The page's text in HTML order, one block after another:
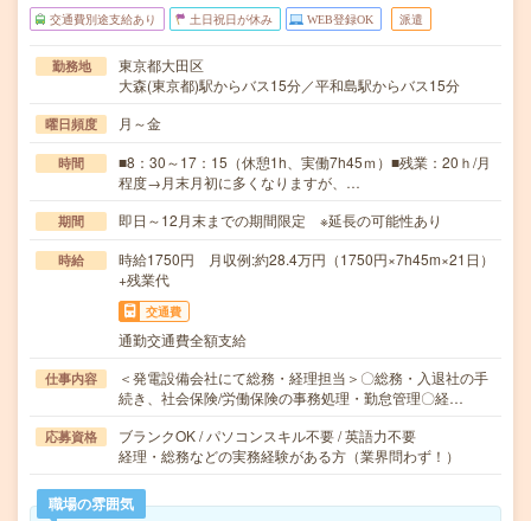
交通費別途支給あり 土日祝日が休み WEB登録OK 派遣
勤務地
東京都大田区
大森(東京都)駅からバス15分／平和島駅からバス15分
曜日頻度 月～金
時間
■8：30～17：15（休憩1h、実働7h45ｍ）■残業：20ｈ/月
程度→月末月初に多くなりますが、…
期間 即日～12月末までの期間限定 ※延長の可能性あり
時給
時給1750円 月収例:約28.4万円（1750円×7h45m×21日）
+残業代
交通費
通勤交通費全額支給
仕事内容
＜発電設備会社にて総務・経理担当＞〇総務・入退社の手
続き、社会保険/労働保険の事務処理・勤怠管理〇経…
応募資格
ブランクOK / パソコンスキル不要 / 英語力不要
経理・総務などの実務経験がある方（業界問わず！）
職場の雰囲気